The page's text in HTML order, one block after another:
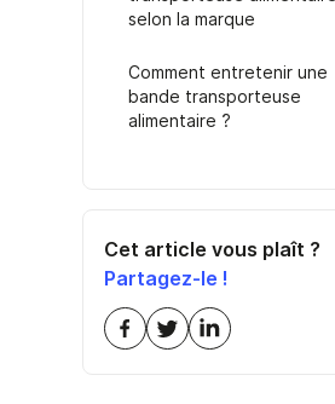
selon la marque
Comment entretenir une
bande transporteuse
alimentaire ?
Cet article vous plaît ?
Partagez-le !